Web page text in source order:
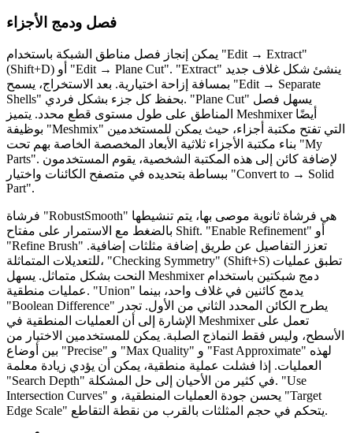
فصل ودمج الأجزاء
يمكن إنجاز فصل مناطق الشبكة باستخدام "Edit → Extract"
(Shift+D) أو "Edit → Plane Cut". "Extract" ينشئ شكل غلاف جديد
بمسافة إزاحة اختيارية. بعد الاستخراج، يسمح "Edit → Separate
Shells" بحفظ كل جزء بشكل فردي. "Plane Cut" يسهل فصل
المناطق على طول مستوى قطع محدد. يتميز Meshmixer أيضًا
بوظيفة "Meshmix" التي تفتح مكتبة أجزاء، حيث يمكن للمستخدمين
بناء مكتبة الأجزاء ثلاثية الأبعاد المخصصة الخاصة بهم تحت "My
Parts". لإضافة كائن إلى هذه المكتبة الشخصية، يقوم المستخدمون
ببساطة بتحديده في متصفح الكائنات واختيار "Convert to → Solid
Part".
فرشاة "RobustSmooth" هي فرشاة ثانوية موصى بها، يتم تنشيطها
بالضغط مع الاستمرار على مفتاح Shift. "Enable Refinement" أو
"Refine Brush" تعزز التفاصيل عن طريق إضافة مثلثات إضافية.
للتعديلات المتماثلة، "Checking Symmetry" (Shift+S) تطبق عمليات
النحت بشكل متماثل. يسهل Meshmixer دمج شبكتين باستخدام
عمليات منطقية. "Union" يدمج كائنين في غلاف واحد، بينما
"Boolean Difference" يطرح الكائن المحدد الثاني من الأول. تجدر
الإشارة إلى أن العمليات المنطقية في Meshmixer تعمل على
الأسطح، وليس فقط النماذج الصلبة. يمكن للمستخدمين الاختيار من
بين أوضاع "Precise" و "Max Quality" و "Fast Approximate" لهذه
العمليات. إذا فشلت عملية منطقية، يمكن أن يؤدي زيادة معلمة
"Search Depth" في كثير من الأحيان إلى حل المشكلة. "Use
Intersection Curves" يحسن جودة العمليات المنطقية، و "Target
Edge Scale" يتحكم في حجم المثلثات بالقرب من نقطة التقاطع.